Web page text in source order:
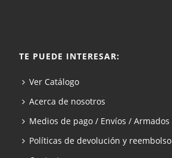
TE PUEDE INTERESAR:
Ver Catálogo
Acerca de nosotros
Medios de pago / Envíos / Armados
Políticas de devolución y reembolso